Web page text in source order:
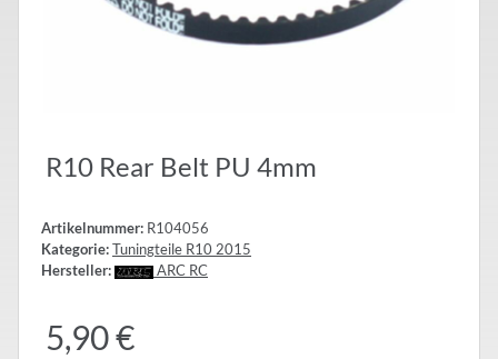
R10 Rear Belt PU 4mm
Artikelnummer: R104056
Kategorie:Tuningteile R10 2015
Hersteller:
ARC RC
5,90 €